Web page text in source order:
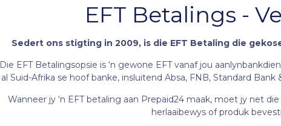
EFT Betalings -
Sedert ons stigting in 2009, is die EFT Betaling die
Die EFT Betalingsopsie is ‘n gewone EFT vanaf jou
al Suid-Afrika se hoof banke, insluitend Absa, FNB, Standard
Wanneer jy ‘n EFT betaling aan Prepaid24 maak, moet jy net
herlaaibewys of produk